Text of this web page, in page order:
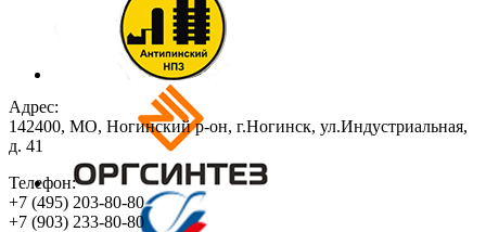
Адрес:
142400, МО, Ногинский р-он, г.Ногинск, ул.Индустриальная,
д. 41
Телефон:
+7 (495) 203-80-80
+7 (903) 233-80-80